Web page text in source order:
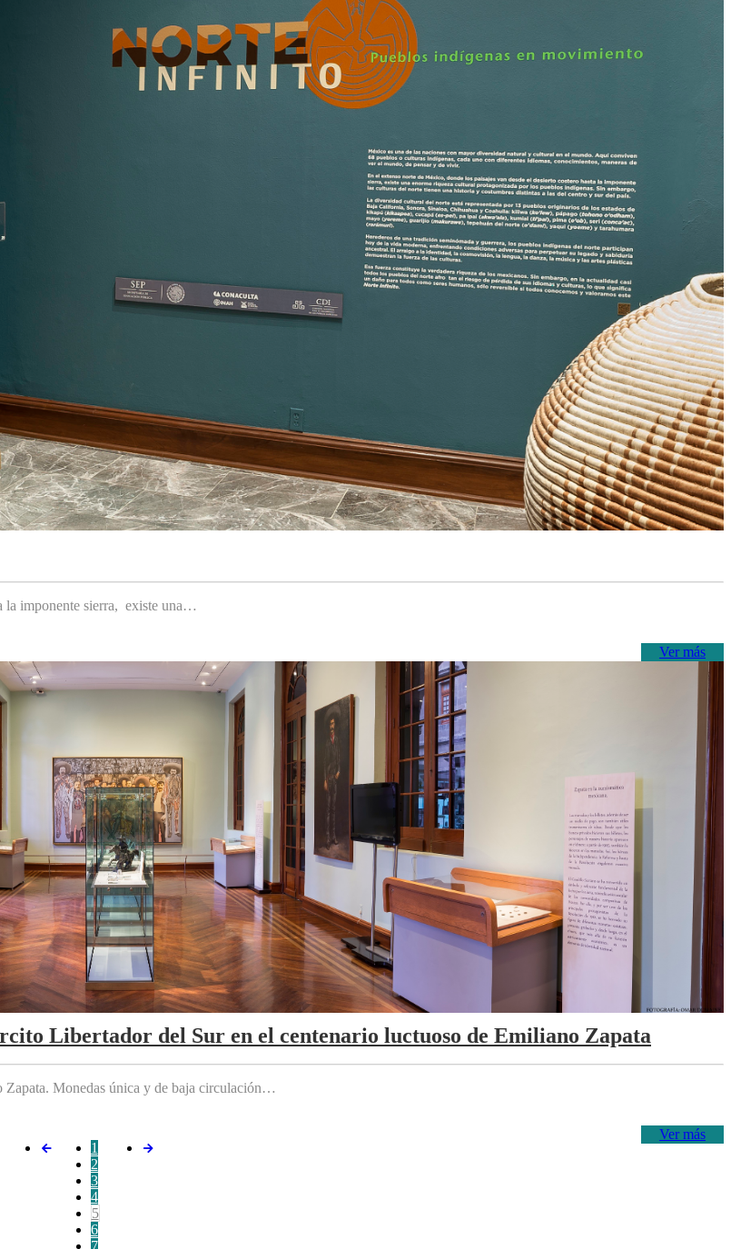
la imponente sierra, existe una…
Ver más
Libertador del Sur en el centenario luctuoso de Emiliano Zapata
Zapata. Monedas única y de baja circulación…
Ver más
1
2
3
4
5
6
7